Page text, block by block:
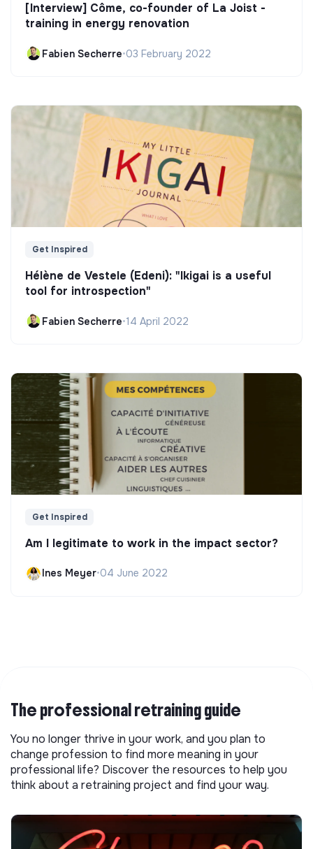
[Interview] Côme, co-founder of La Joist -
training in energy renovation
Fabien Secherre•03 February 2022
Get Inspired
Hélène de Vestele (Edeni): "Ikigai is a useful
tool for introspection"
Fabien Secherre•14 April 2022
Get Inspired
Am I legitimate to work in the impact sector?
Ines Meyer•04 June 2022
The professional retraining guide
You no longer thrive in your work, and you plan to
change profession to find more meaning in your
professional life? Discover the resources to help you
think about a retraining project and find your way.